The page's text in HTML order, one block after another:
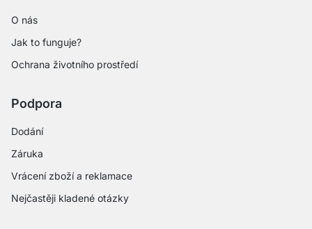
O nás
Jak to funguje?
Ochrana životního prostředí
Podpora
Dodání
Záruka
Vrácení zboží a reklamace
Nejčastěji kladené otázky